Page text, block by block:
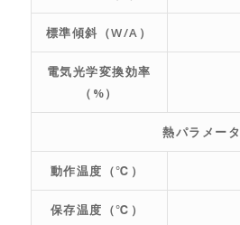
標準傾斜（W/A）
電気光学変換効率
（%）
熱パラメータ
動作温度（℃）
保存温度（℃）